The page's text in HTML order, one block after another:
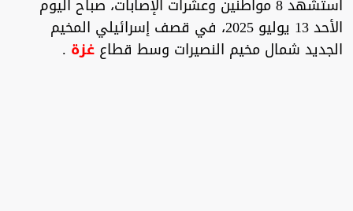
استشهد 8 مواطنين وعشرات الإصابات، صباح اليوم
الأحد 13 يوليو 2025، في قصف إسرائيلي المخيم
الجديد شمال مخيم النصيرات وسط قطاعغزة .